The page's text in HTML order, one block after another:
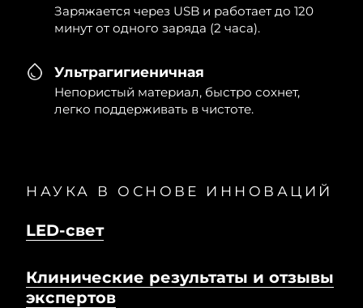
Заряжается через USB и работает до 120
минут от одного заряда (2 часа).
Ультрагигиеничная
Непористый материал, быстро сохнет,
легко поддерживать в чистоте.
НАУКА В ОСНОВЕ ИННОВАЦИЙ
LED-свет
Клинические результаты и отзывы
экспертов